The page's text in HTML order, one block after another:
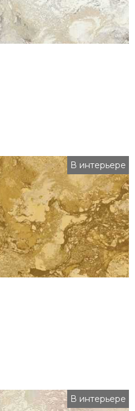
В интерьере
В интерьере